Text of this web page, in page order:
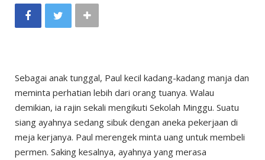
Sebagai anak tunggal, Paul kecil kadang-kadang manja dan
meminta perhatian lebih dari orang tuanya. Walau
demikian, ia rajin sekali mengikuti Sekolah Minggu. Suatu
siang ayahnya sedang sibuk dengan aneka pekerjaan di
meja kerjanya. Paul merengek minta uang untuk membeli
permen. Saking kesalnya, ayahnya yang merasa